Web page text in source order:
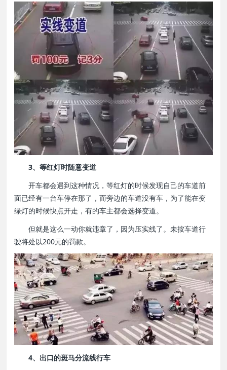
3、等红灯时随意变道
开车都会遇到这种情况，等红灯的时候发现自己的车道前
面已经有一台车停在那了，而旁边的车道没有车，为了能在变
绿灯的时候快点开走，有的车主都会选择变道。
但就是这么一动你就违章了，因为压实线了。未按车道行
驶将处以200元的罚款。
4、出口的斑马分流线行车